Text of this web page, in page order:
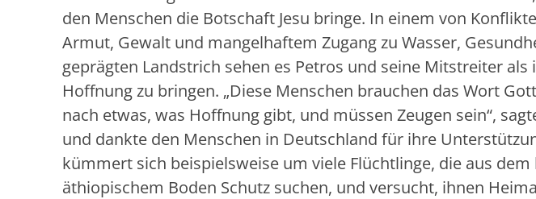
den Menschen die Botschaft Jesu bringe. In einem von
Armut, Gewalt und mangelhaftem Zugang zu Wasser,
geprägten Landstrich sehen es Petros und seine Mitstreiter
Hoffnung zu bringen. „Diese Menschen brauchen das Wort
nach etwas, was Hoffnung gibt, und müssen Zeugen sein“,
und dankte den Menschen in Deutschland für ihre
kümmert sich beispielsweise um viele Flüchtlinge, die aus
äthiopischem Boden Schutz suchen, und versucht, ihnen